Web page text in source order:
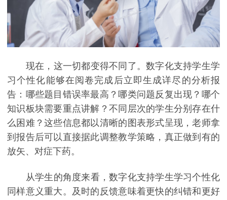
现在，这一切都变得不同了。数字化支持学生学
习个性化能够在阅卷完成后立即生成详尽的分析报
告：哪些题目错误率最高？哪类问题反复出现？哪个
知识板块需要重点讲解？不同层次的学生分别存在什
么困难？这些信息都以清晰的图表形式呈现，老师拿
到报告后可以直接据此调整教学策略，真正做到有的
放矢、对症下药。
从学生的角度来看，数字化支持学生学习个性化
同样意义重大。及时的反馈意味着更快的纠错和更好